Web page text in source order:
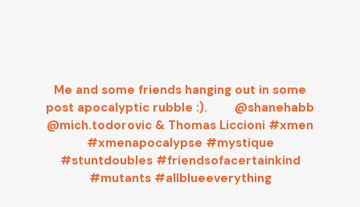
Me and some friends hanging out in some
post apocalyptic rubble :). ⁠⠀ ⁠⠀ @shanehabb
@mich.todorovic & Thomas Liccioni #xmen
#xmenapocalypse #mystique
#stuntdoubles #friendsofacertainkind
#mutants #allblueeverything